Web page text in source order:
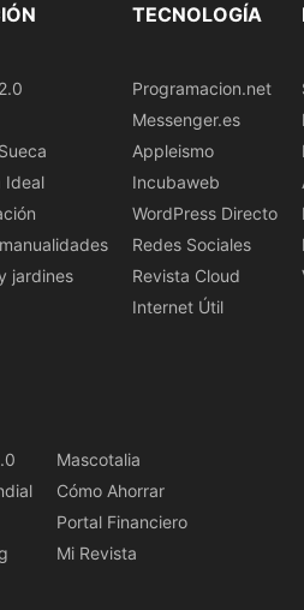
Ideal
jardines
TECNOLOGÍA
Programacion.net
Messenger.es
Appleismo
Incubaweb
WordPress Directo
Redes Sociales
Revista Cloud
Internet Útil
Mascotalia
Cómo Ahorrar
Portal Financiero
Mi Revista